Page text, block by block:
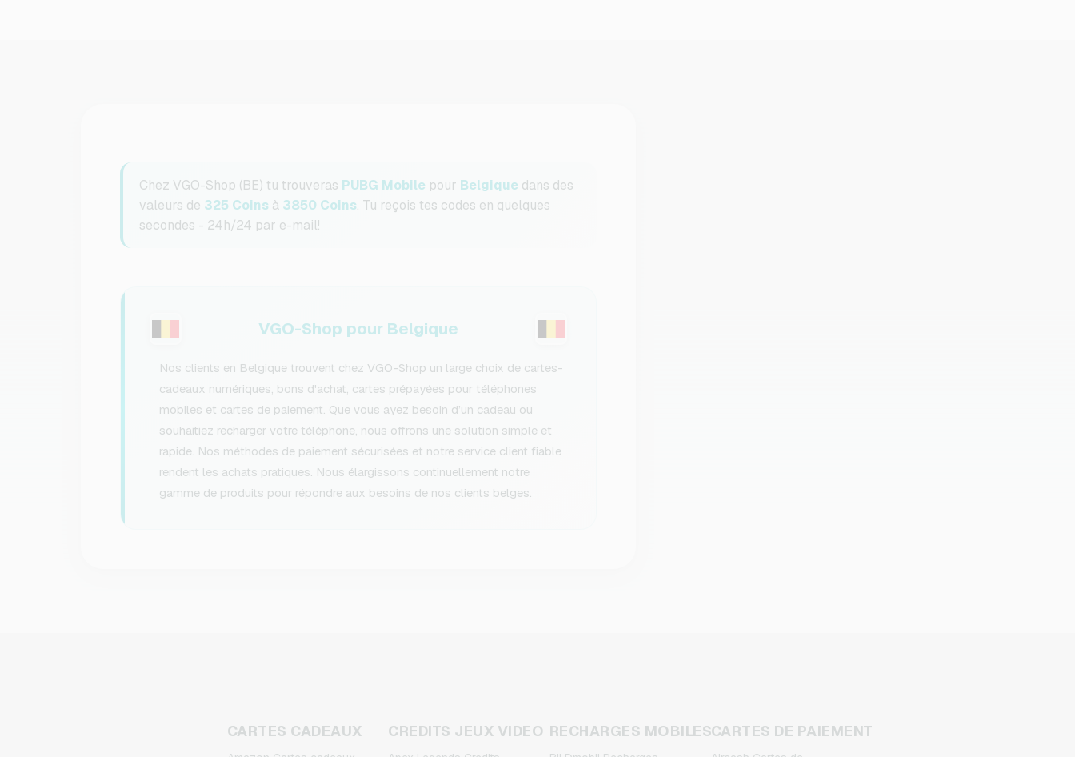
Chez VGO-Shop (BE) tu trouveras PUBG Mobile pour Belgique dans des
valeurs de 325 Coins à 3850 Coins. Tu reçois tes codes en quelques
secondes - 24h/24 par e-mail!
VGO-Shop pour Belgique
Nos clients en Belgique trouvent chez VGO-Shop un large choix de cartes-
cadeaux numériques, bons d'achat, cartes prépayées pour téléphones
mobiles et cartes de paiement. Que vous ayez besoin d’un cadeau ou
souhaitiez recharger votre téléphone, nous offrons une solution simple et
rapide. Nos méthodes de paiement sécurisées et notre service client fiable
rendent les achats pratiques. Nous élargissons continuellement notre
gamme de produits pour répondre aux besoins de nos clients belges.
CARTES CADEAUX CREDITS JEUX VIDEO RECHARGES MOBILESCARTES DE PAIEMENT